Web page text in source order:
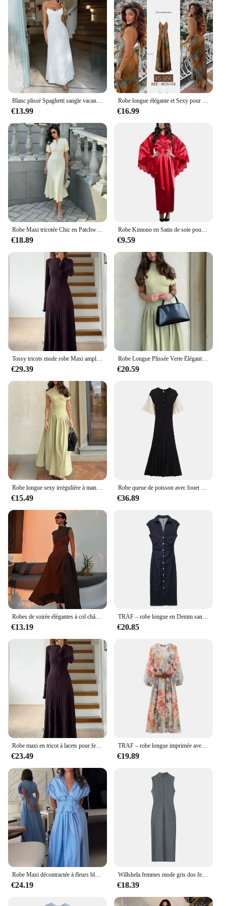
Blanc plissé Spaghetti sangle vacances tenue décontractée femmes dos nu élégant robe Sexy moulante longue robe d'été robes
€13.99
Robe longue élégante et Sexy pour femmes, col en v, dos ouvert, imprimé arc-en-ciel, débardeur, sans manches, mode d'été, nouvelle collection 2023
€16.99
Robe Maxi tricotée Chic en Patchwork pour femmes, élégante, manches courtes, ajourée, côtelée, longue, col rond, taille haute, tricot pour dames
€18.89
Robe Kimono en Satin de soie pour femmes, peignoir de demoiselle d'honneur, de mariage, pyjama fin et élégant, Robes de chambre pour la maison, automne 2024
€9.59
Tossy tricots mode robe Maxi ample femmes à lacets taille haute côtelé à manches longues robe de soirée femme tricot robe longue à bandes
€29.39
Robe Longue Plissée Verte Élégante à Col Rond pour Femme Tenue Décontractée à Manches Courtes, Patchwork, à la Mode, Streetwear, pour le Bureau, Nouvelle Collection 2024
€20.59
Robe longue sexy irrégulière à manches courtes pour femmes, vêtements élégants, dos nu, taille haute, robes de fête de vacances, 2024
€15.49
Robe queue de poisson avec fouet haut, robe amincissante, taille creuse, excellent style européen et américain, français, nouveau, été, 2024
€36.89
Robes de soirée élégantes à col châle pour femmes, robes éducatives pour femmes, ourlet irrégulier, couleurs durables, abonnés luxueux, fêtes féminines, 2024
€13.19
TRAF – robe longue en Denim sans manches pour femmes, moulante, débardeur, mi-longue, froncée, boutonnée, robes décontractées pour dames, été, 2024
€20.85
Robe maxi en tricot à lacets pour femme, robe longue bandage, taille haute, lit deau, manches longues, robe de soirée, tricots à la mode, 2024
€23.49
TRAF – robe longue imprimée avec ceinture pour femmes, mode automne, manches longues, ample, décontractée, taille élastique, robe mi-longue
€19.89
Robe Maxi décontractée à fleurs bleues pour femmes, Chic, col en v, manches courtes, taille haute, Robes d'été plissées, Robes de rue
€24.19
Willshela femmes mode gris dos fermeture éclair fente robe Midi Vintage col rond sans manches femme Chic dame robes
€18.39